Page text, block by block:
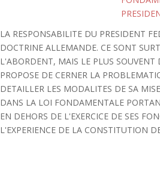
LA RESPONSABILITE DU PRESIDENT
DOCTRINE ALLEMANDE. CE SONT
L'ABORDENT, MAIS LE PLUS SOUVENT
PROPOSE DE CERNER LA
DETAILLER LES MODALITES DE SA
DANS LA LOI FONDAMENTALE
EN DEHORS DE L'EXERCICE DE SES
L'EXPERIENCE DE LA CONSTITUTION